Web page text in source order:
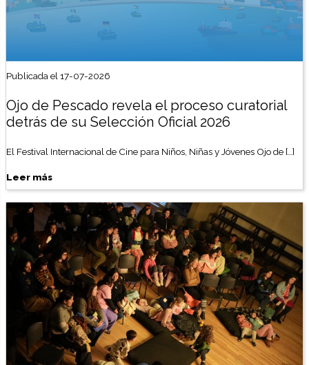
Publicada el 17-07-2026
Ojo de Pescado revela el proceso curatorial
detrás de su Selección Oficial 2026
El Festival Internacional de Cine para Niños, Niñas y Jóvenes Ojo de […]
Leer más